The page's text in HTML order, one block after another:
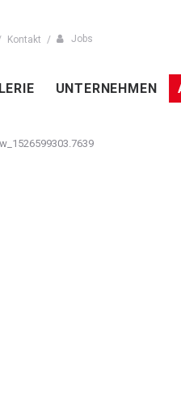
Kontakt Jobs
UNTERNEHMEN